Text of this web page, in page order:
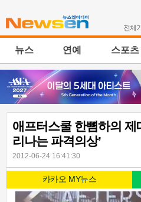
전체
뉴스 연예 스포츠
애프터스쿨 한뼘하의 제
리나는 파격의상’
2012-06-24 16:41:30
카카오 MY뉴스